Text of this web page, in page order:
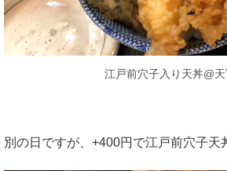
江戸前穴子入り天丼@天
別の日ですが、+400円で江戸前穴子天